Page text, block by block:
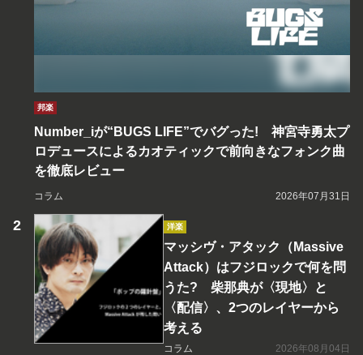
邦楽
Number_iが“BUGS LIFE”でバグった! 神宮寺勇太プ
ロデュースによるカオティックで前向きなフォンク曲
を徹底レビュー
コラム 2026年07月31日
洋楽
マッシヴ・アタック（Massive
Attack）はフジロックで何を問
うた? 柴那典が〈現地〉と
〈配信〉、2つのレイヤーから
考える
コラム 2026年08月04日